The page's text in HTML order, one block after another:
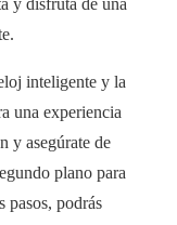
y disfruta de una
inteligente y la
una experiencia
y asegúrate de
plano para
pasos, podrás